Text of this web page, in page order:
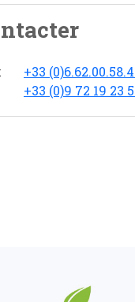
+33
+33 (0)9 72 19 23